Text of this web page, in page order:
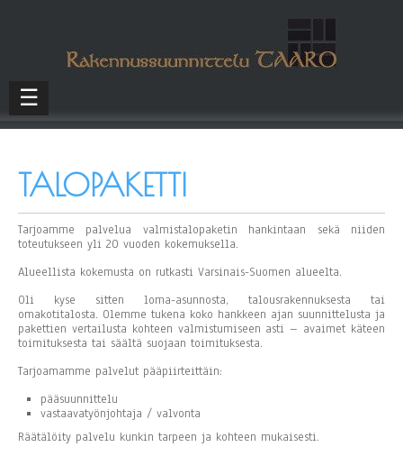
☰
TALOPAKETTI
Tarjoamme palvelua valmistalopaketin hankintaan sekä niiden
toteutukseen yli 20 vuoden kokemuksella.
Alueellista kokemusta on rutkasti Varsinais-Suomen alueelta.
Oli kyse sitten loma-asunnosta, talousrakennuksesta tai
omakotitalosta. Olemme tukena koko hankkeen ajan suunnittelusta ja
pakettien vertailusta kohteen valmistumiseen asti – avaimet käteen
toimituksesta tai säältä suojaan toimituksesta.
Tarjoamamme palvelut pääpiirteittäin:
pääsuunnittelu
vastaavatyönjohtaja / valvonta
Räätälöity palvelu kunkin tarpeen ja kohteen mukaisesti.